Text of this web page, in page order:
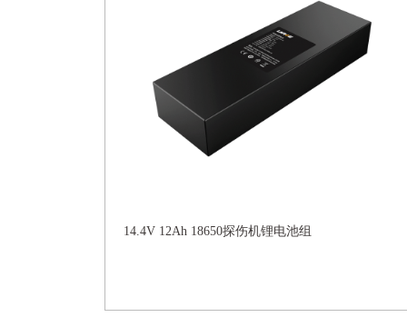
14.4V 12Ah 18650探伤机锂电池组